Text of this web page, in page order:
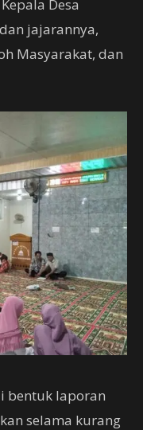
Desa
jajarannya,
Masyarakat, dan
bentuk laporan
selama kurang